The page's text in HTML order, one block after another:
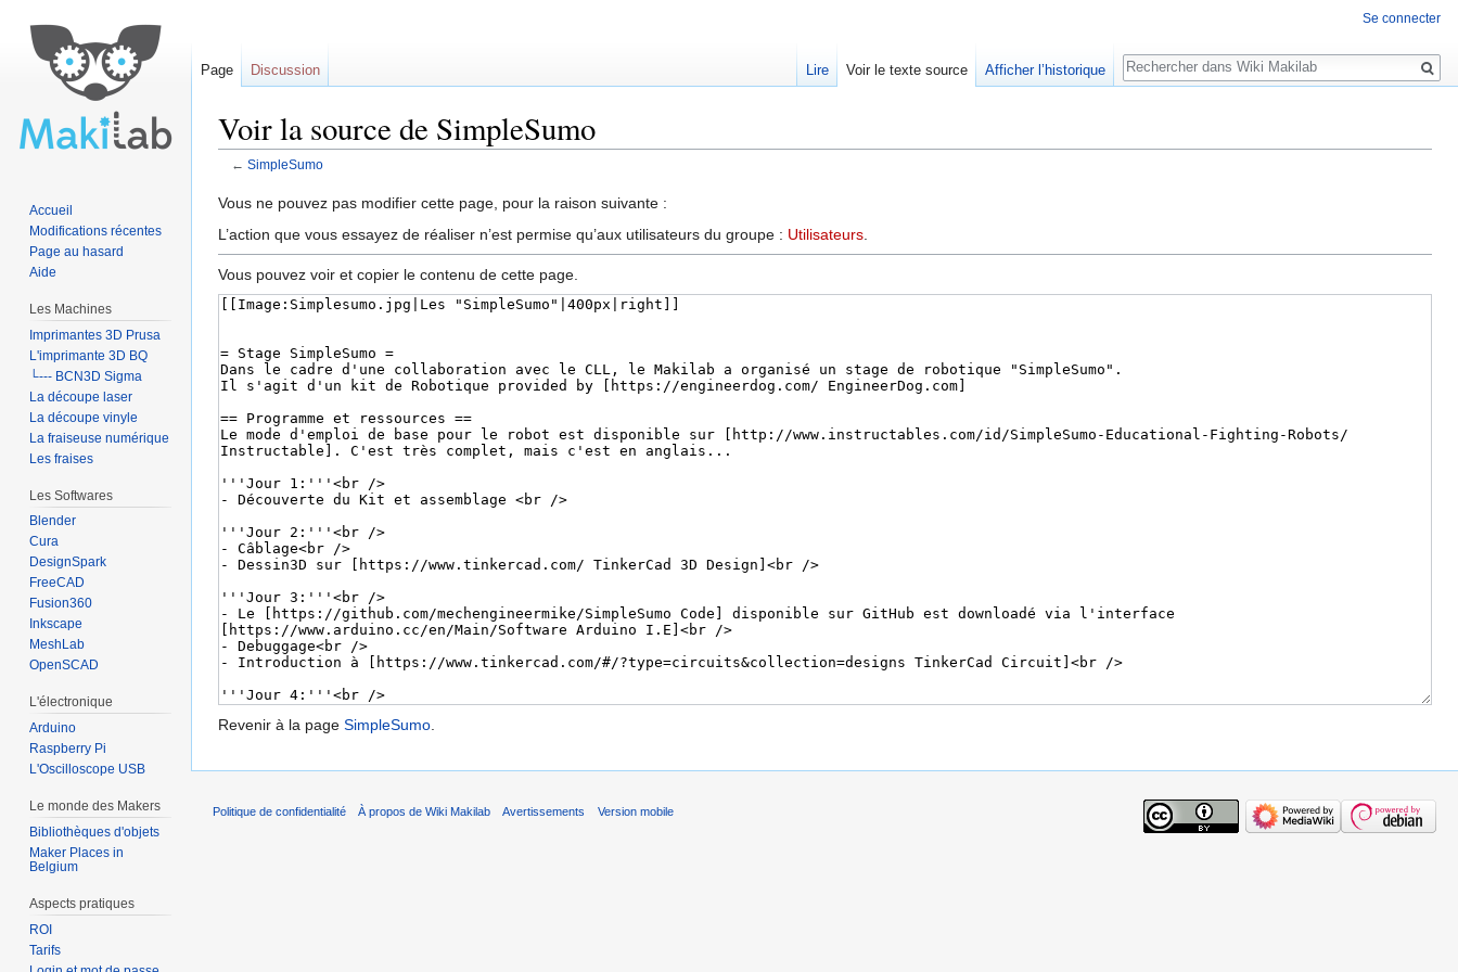
Voir la source de SimpleSumo
← SimpleSumo
Vous ne pouvez pas modifier cette page, pour la raison suivante :
L’action que vous essayez de réaliser n’est permise qu’aux utilisateurs du groupe : Utilisateurs
Vous pouvez voir et copier le contenu de cette page.
Revenir à la page SimpleSumo.
Se connecter
Page Discussion Lire Voir le texte source Afficher l’historique
Rechercher
Accueil
Modifications récentes
Page au hasard
Aide
Les Machines
Imprimantes 3D Prusa
L'imprimante 3D BQ
└--- BCN3D Sigma
La découpe laser
La découpe vinyle
La fraiseuse numérique
Les fraises
Les Softwares
Blender
Cura
DesignSpark
FreeCAD
Fusion360
Inkscape
MeshLab
OpenSCAD
L'électronique
Arduino
Raspberry Pi
L'Oscilloscope USB
Le monde des Makers
Bibliothèques d'objets
Maker Places in
Belgium
Aspects pratiques
ROI
Tarifs
Politique de confidentialité À propos de Wiki Makilab Avertissements Version mobile